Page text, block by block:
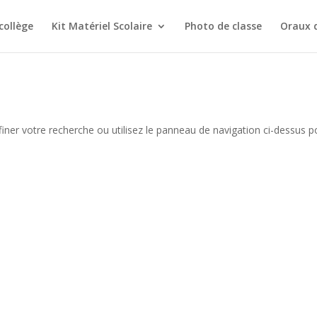
Kit Matériel Scolaire Photo de classe Oraux
votre recherche ou utilisez le panneau de navigation ci-dessus